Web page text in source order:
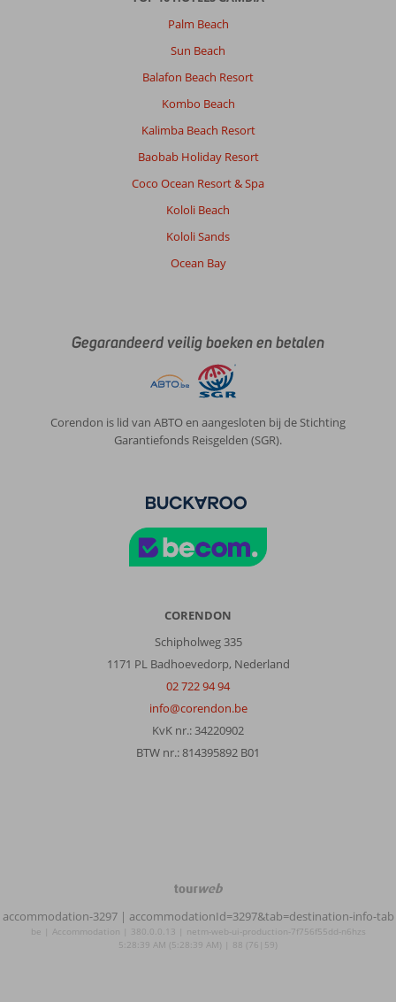
Palm Beach
Sun Beach
Balafon Beach Resort
Kombo Beach
Kalimba Beach Resort
Baobab Holiday Resort
Coco Ocean Resort & Spa
Kololi Beach
Kololi Sands
Ocean Bay
Gegarandeerd veilig boeken en betalen
Corendon is lid van ABTO en aangesloten bij de Stichting
Garantiefonds Reisgelden (SGR).
CORENDON
Schipholweg 335
1171 PL Badhoevedorp, Nederland
02 722 94 94
info@corendon.be
KvK nr.: 34220902
BTW nr.: 814395892 B01
TourWeb
©
NetMatch
accommodation-3297 | accommodationId=3297&tab=destination-info-tab
be | Accommodation | 380.0.0.13 | netm-web-ui-production-7f756f55dd-n6hzs
5:28:39 AM (5:28:39 AM) | 88 (76|59)